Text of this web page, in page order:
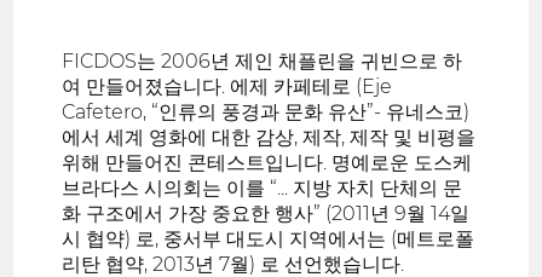
FICDOS는 2006년 제인 채플린을 귀빈으로 하
여 만들어졌습니다. 에제 카페테로 (Eje
Cafetero, “인류의 풍경과 문화 유산”- 유네스코)
에서 세계 영화에 대한 감상, 제작, 제작 및 비평을
위해 만들어진 콘테스트입니다. 명예로운 도스케
브라다스 시의회는 이를 “... 지방 자치 단체의 문
화 구조에서 가장 중요한 행사” (2011년 9월 14일
시 협약) 로, 중서부 대도시 지역에서는 (메트로폴
리탄 협약, 2013년 7월) 로 선언했습니다.